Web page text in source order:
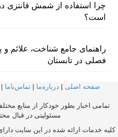
چرا استفاده از شمش فانتزی
است؟
راهنمای جامع شناخت، علائم
فصلی در تابستان
صفحه اصلی | درباره‌ما | تماس‌با‌ما |
تمامی اخبار بطور خودکار از منابع
مسئولیتی در قبال
کلیه خدمات ارائه شده در این سایت